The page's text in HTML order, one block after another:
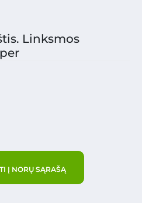
Linksmos
Į NORŲ SĄRAŠĄ